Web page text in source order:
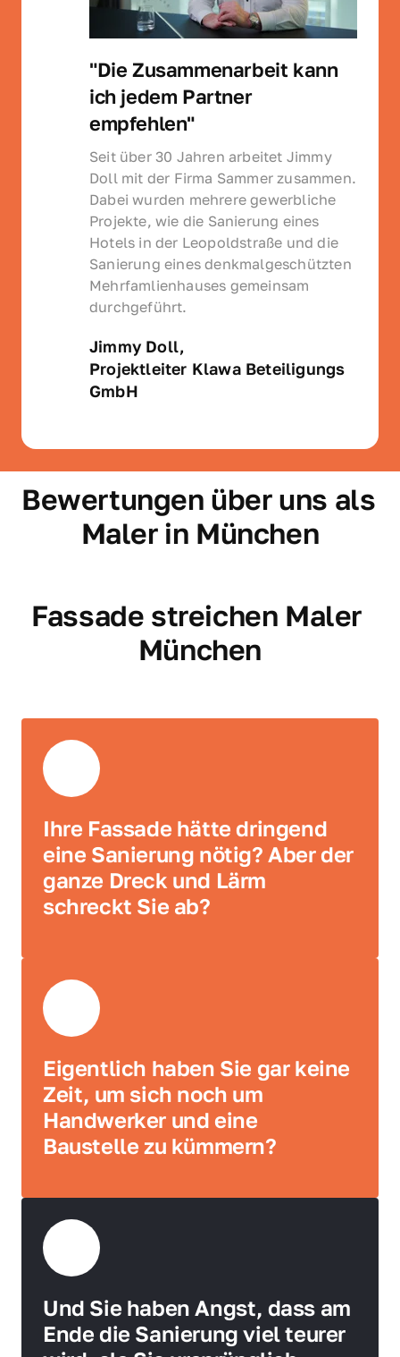
"Die Zusammenarbeit kann
ich jedem Partner
empfehlen"
Seit über 30 Jahren arbeitet Jimmy
Doll mit der Firma Sammer zusammen.
Dabei wurden mehrere gewerbliche
Projekte, wie die Sanierung eines
Hotels in der Leopoldstraße und die
Sanierung eines denkmalgeschützten
Mehrfamlienhauses gemeinsam
durchgeführt.
Jimmy Doll,
Projektleiter Klawa Beteiligungs
GmbH
Bewertungen über uns als
Maler in München
Fassade streichen Maler
München
Ihre Fassade hätte dringend
eine Sanierung nötig? Aber der
ganze Dreck und Lärm
schreckt Sie ab?
Eigentlich haben Sie gar keine
Zeit, um sich noch um
Handwerker und eine
Baustelle zu kümmern?
Und Sie haben Angst, dass am
Ende die Sanierung viel teurer